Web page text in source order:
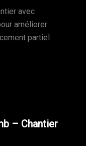
avec
améliorer
partiel
– Chantier